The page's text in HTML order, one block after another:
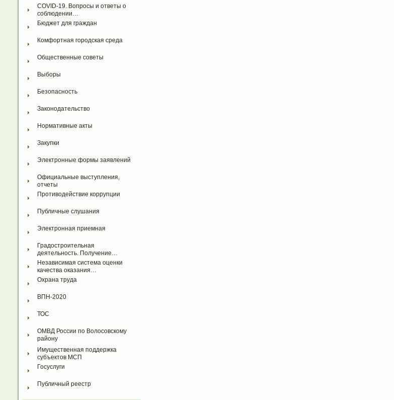
COVID-19. Вопросы и ответы о
соблюдении…
Бюджет для граждан
Комфортная городская среда
Общественные советы
Выборы
Безопасность
Законодательство
Нормативные акты
Закупки
Электронные формы заявлений
Официальные выступления,
отчеты
Противодействие коррупции
Публичные слушания
Электронная приемная
Градостроительная
деятельность. Получение…
Независимая система оценки
качества оказания…
Охрана труда
ВПН-2020
ТОС
ОМВД России по Волосовскому
району
Имущественная поддержка
субъектов МСП
Госуслуги
Публичный реестр